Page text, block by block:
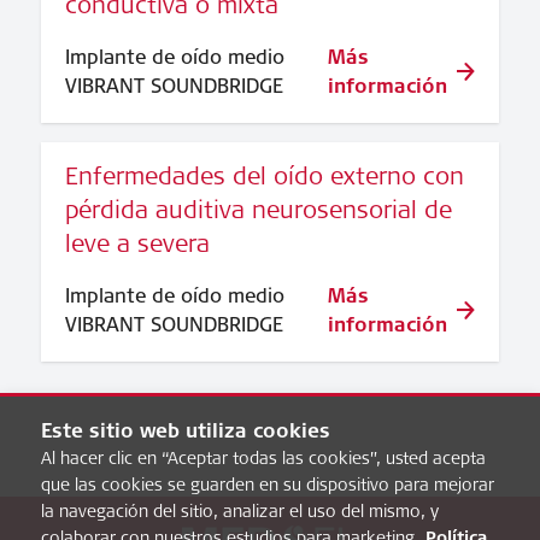
Implante de oído medio
VIBRANT SOUNDBRIDGE
Más
información
Enfermedades del oído externo con
pérdida auditiva neurosensorial de
leve a severa
Implante de oído medio
VIBRANT SOUNDBRIDGE
Más
información
Este sitio web utiliza cookies
Al hacer clic en “Aceptar todas las cookies”, usted acepta
que las cookies se guarden en su dispositivo para mejorar
la navegación del sitio, analizar el uso del mismo, y